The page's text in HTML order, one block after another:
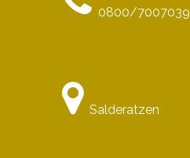
0800/7007039
Salderatzen